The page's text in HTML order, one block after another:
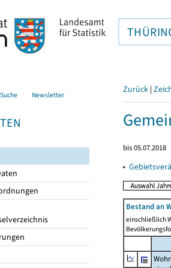
Suche Newsletter Zurück |
bis 05.07.2018
▸
Bestand an
einschließlich